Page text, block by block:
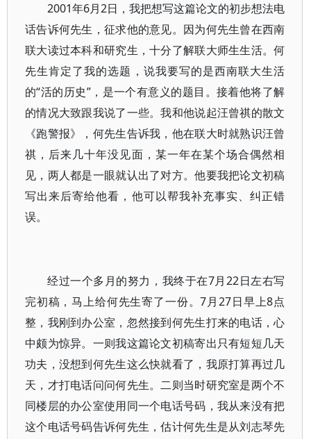
2001年6月2日，我把想写这篇论文的初步想法电
话告诉何先生，征求他的意见。因为何先生曾在西南
联大读过本科和研究生，十分了解联大师生生活。何
先生肯定了我的选题，说我要写的是西南联大生活
的“活的历史”，是一个有意义的题目。接着他将了解
的情况大致跟我说了一些。我和他说起汪曾祺的散文
《跑警报》，何先生告诉我，他在联大时就熟识汪曾
祺，后来几十年没见面，某一年在某个场合偶然相
见，两人都是一眼就认出了对方。他要我把论文初稿
写出来后寄给他看，他可以帮我补充事实、纠正错
误。
经过一个多月的努力，我终于在7月22日左右写
完初稿，马上给何先生寄了一份。7月27日早上8点
整，我刚到办公室，忽然接到何先生打来的电话，心
中颇为惊异。一则我这篇论文初稿寄出只有短短几天
功夫，没想到何先生这么快就看了，我原打算再过几
天，才打电话问问何先生。二则当时研究室是两个不
同楼层的办公室使用同一个电话号码，我从来没有把
这个电话号码告诉何先生，估计何先生是从刘志琴先